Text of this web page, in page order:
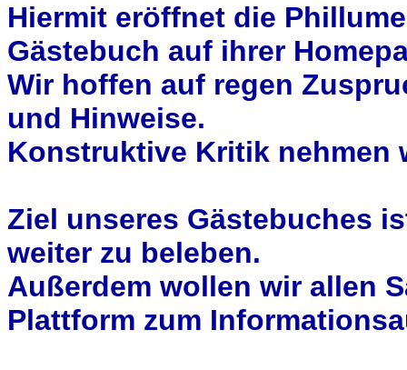
Hiermit eröffnet die
Gästebuch auf ihrer
Wir hoffen auf regen
und Hinweise.
Konstruktive Kritik nehmen
Ziel unseres Gästebuches
weiter zu beleben.
Außerdem wollen wir allen
Plattform zum